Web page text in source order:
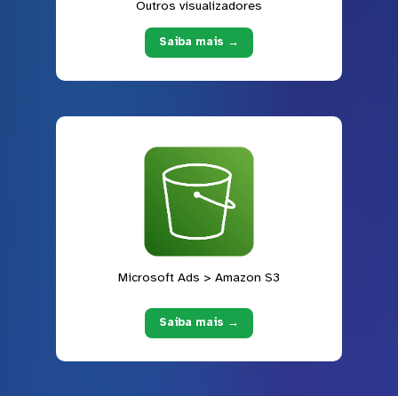
Outros visualizadores
Saiba mais →
Microsoft Ads > Amazon S3
Saiba mais →